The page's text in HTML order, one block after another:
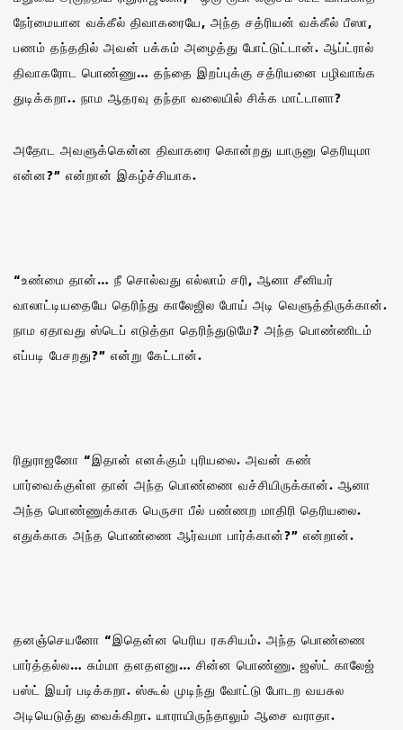
நேர்மையான வக்கீல் திவாகரையே, அந்த சத்ரியன் வக்கீல் பீஸா,
பணம் தந்ததில் அவன் பக்கம் அழைத்து போட்டுட்டான். ஆப்ட்ரால்
திவாகரோட பொண்ணு… தந்தை இறப்புக்கு சத்ரியனை பழிவாங்க
துடிக்கறா.. நாம ஆதரவு தந்தா வலையில் சிக்க மாட்டாளா?
அதோட அவளுக்கென்ன திவாகரை கொன்றது யாருனு தெரியுமா
என்ன?” என்றான் இகழ்ச்சியாக.
“உண்மை தான்… நீ சொல்வது எல்லாம் சரி, ஆனா சீனியர்
வாலாட்டியதையே தெரிந்து காலேஜில போய் அடி வெளுத்திருக்கான்.
நாம ஏதாவது ஸ்டெப் எடுத்தா தெரிந்துடுமே? அந்த பொண்ணிடம்
எப்படி பேசறது?” என்று கேட்டான்.
ரிதுராஜனோ “இதான் எனக்கும் புரியலை. அவன் கண்
பார்வைக்குள்ள தான் அந்த பொண்ணை வச்சியிருக்கான். ஆனா
அந்த பொண்ணுக்காக பெருசா பீல் பண்ணற மாதிரி தெரியலை.
எதுக்காக அந்த பொண்ணை ஆர்வமா பார்க்கான்?” என்றான்.
தனஞ்செயனோ “இதென்ன பெரிய ரகசியம். அந்த பொண்ணை
பார்த்தல்ல… சும்மா தளதளனு… சின்ன பொண்ணு. ஜஸ்ட் காலேஜ்
பஸ்ட் இயர் படிக்கறா. ஸ்கூல் முடிந்து வோட்டு போடற வயசுல
அடியெடுத்து வைக்கிறா. யாராயிருந்தாலும் ஆசை வராதா.